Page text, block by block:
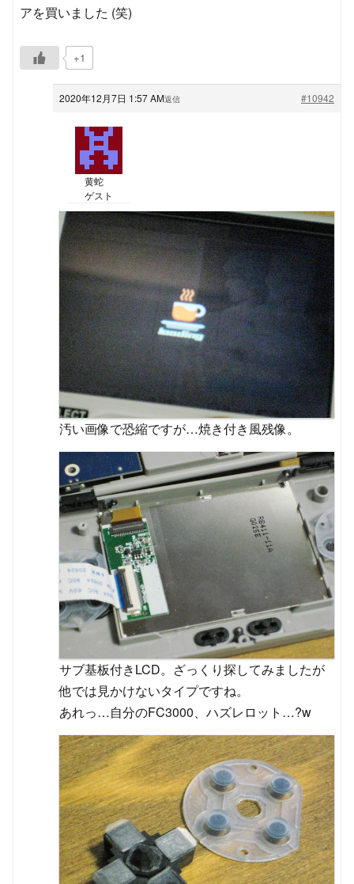
アを買いました (笑)
+1
2020年12月7日 1:57 AM #10942
返信
黄蛇
ゲスト
汚い画像で恐縮ですが…焼き付き風残像。
サブ基板付きLCD。ざっくり探してみましたが
他では見かけないタイプですね。
あれっ…自分のFC3000、ハズレロット…?w